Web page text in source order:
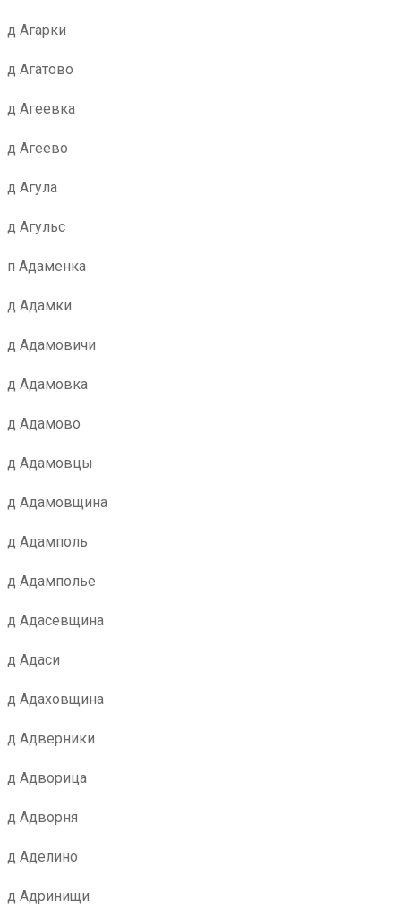
д Агарки
д Агатово
д Агеевка
д Агеево
д Агула
д Агульс
п Адаменка
д Адамки
д Адамовичи
д Адамовка
д Адамово
д Адамовцы
д Адамовщина
д Адамполь
д Адамполье
д Адасевщина
д Адаси
д Адаховщина
д Адверники
д Адворица
д Адворня
д Аделино
д Адринищи